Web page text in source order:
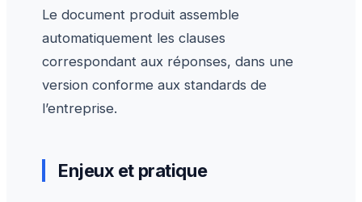
Le document produit assemble
automatiquement les clauses
correspondant aux réponses, dans une
version conforme aux standards de
l’entreprise.
Enjeux et pratique